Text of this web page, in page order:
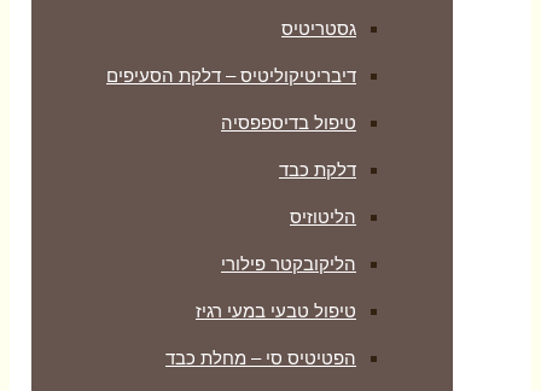
גסטריטיס
דיבריטיקוליטיס – דלקת הסעיפים
טיפול בדיספפסיה
דלקת כבד
הליטוזיס
הליקובקטר פילורי
טיפול טבעי במעי רגיז
הפטיטיס סי – מחלת כבד